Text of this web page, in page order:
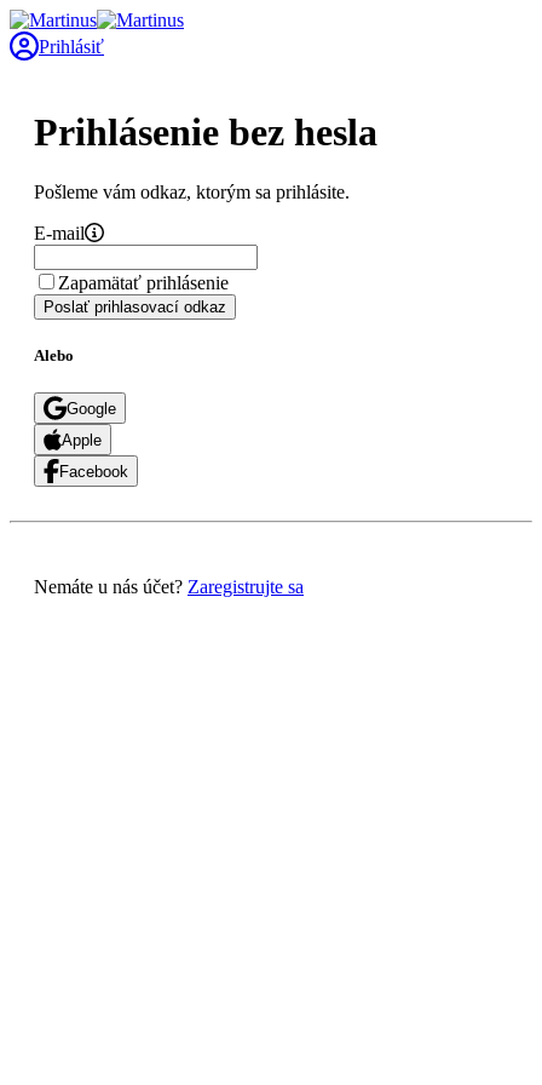
Prihlásiť
Prihlásenie bez hesla
Pošleme vám odkaz, ktorým sa prihlásite.
E-mail
Zapamätať prihlásenie
Poslať prihlasovací odkaz
Alebo
Google
Apple
Facebook
Nemáte u nás účet? Zaregistrujte sa